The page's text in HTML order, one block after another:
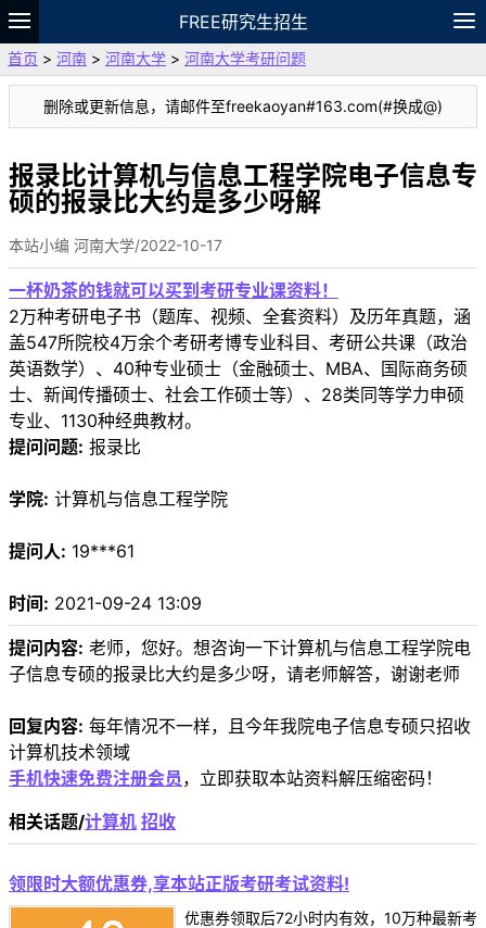
FREE研究生招生
题库
故事 专题 APP 笔记
VIP
资料
首页 > 河南 > 河南大学 > 河南大学考研问题
删除或更新信息，请邮件至freekaoyan#163.com(#换成@)
报录比计算机与信息工程学院电子信息专
硕的报录比大约是多少呀解
本站小编 河南大学/2022-10-17
一杯奶茶的钱就可以买到考研专业课资料！
2万种考研电子书（题库、视频、全套资料）及历年真题，涵
盖547所院校4万余个考研考博专业科目、考研公共课（政治
英语数学）、40种专业硕士（金融硕士、MBA、国际商务硕
士、新闻传播硕士、社会工作硕士等）、28类同等学力申硕
专业、1130种经典教材。
提问问题: 报录比
学院: 计算机与信息工程学院
提问人: 19***61
时间: 2021-09-24 13:09
提问内容: 老师，您好。想咨询一下计算机与信息工程学院电
子信息专硕的报录比大约是多少呀，请老师解答，谢谢老师
回复内容: 每年情况不一样，且今年我院电子信息专硕只招收
计算机技术领域
手机快速免费注册会员 ，立即获取本站资料解压缩密码！
相关话题/计算机 招收
领限时大额优惠券,享本站正版考研考试资料!
优惠券领取后72小时内有效，10万种最新考